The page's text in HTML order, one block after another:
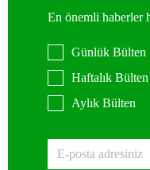
En önemli haberler
Günlük Bülten
Haftalık Bülten
Aylık Bülten